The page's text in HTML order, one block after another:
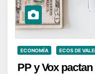
ECONOMÍA ECOS DE
PP y Vox